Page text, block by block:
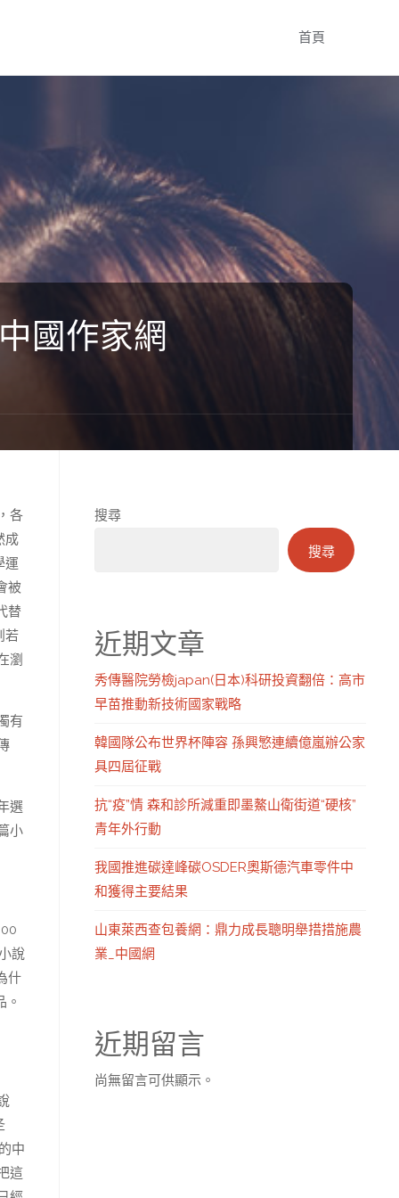
首頁
國作家網
各
成
運
被
替
若
瀏
有
選
小
說
什
。
中
這
搜尋
搜尋
近期文章
秀傳醫院勞檢japan(日本)科研投資翻倍：高市
早苗推動新技術國家戰略
韓國隊公布世界杯陣容 孫興慜連續億嵐辦公家
具四屆征戰
抗“疫”情 森和診所減重即墨鰲山衛街道“硬核”
青年外行動
我國推進碳達峰碳OSDER奧斯德汽車零件中
和獲得主要結果
山東萊西查包養網：鼎力成長聰明舉措措施農
業_中國網
近期留言
尚無留言可供顯示。